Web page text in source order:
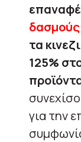
δασμούς
τα
125%
για την